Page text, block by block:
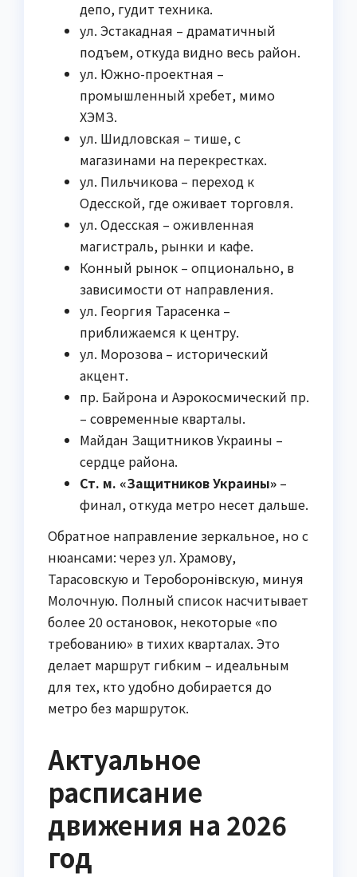
депо, гудит техника.
ул. Эстакадная – драматичный
подъем, откуда видно весь район.
ул. Южно-проектная –
промышленный хребет, мимо
ХЭМЗ.
ул. Шидловская – тише, с
магазинами на перекрестках.
ул. Пильчикова – переход к
Одесской, где оживает торговля.
ул. Одесская – оживленная
магистраль, рынки и кафе.
Конный рынок – опционально, в
зависимости от направления.
ул. Георгия Тарасенка –
приближаемся к центру.
ул. Морозова – исторический
акцент.
пр. Байрона и Аэрокосмический пр.
– современные кварталы.
Майдан Защитников Украины –
сердце района.
Ст. м. «Защитников Украины» –
финал, откуда метро несет дальше.
Обратное направление зеркальное, но с
нюансами: через ул. Храмову,
Тарасовскую и Тероборонівскую, минуя
Молочную. Полный список насчитывает
более 20 остановок, некоторые «по
требованию» в тихих кварталах. Это
делает маршрут гибким – идеальным
для тех, кто удобно добирается до
метро без маршруток.
Актуальное
расписание
движения на 2026
год